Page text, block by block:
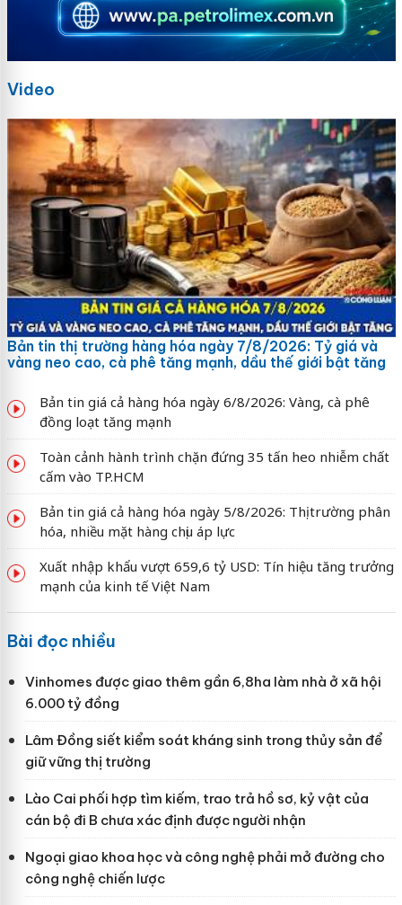
Video
Bản tin thị trường hàng hóa ngày 7/8/2026: Tỷ giá và
vàng neo cao, cà phê tăng mạnh, dầu thế giới bật tăng
Bản tin giá cả hàng hóa ngày 6/8/2026: Vàng, cà phê
đồng loạt tăng mạnh
Toàn cảnh hành trình chặn đứng 35 tấn heo nhiễm chất
cấm vào TP.HCM
Bản tin giá cả hàng hóa ngày 5/8/2026: Thị trường phân
hóa, nhiều mặt hàng chịu áp lực
Xuất nhập khẩu vượt 659,6 tỷ USD: Tín hiệu tăng trưởng
mạnh của kinh tế Việt Nam
Bài đọc nhiều
Vinhomes được giao thêm gần 6,8ha làm nhà ở xã hội
6.000 tỷ đồng
Lâm Đồng siết kiểm soát kháng sinh trong thủy sản để
giữ vững thị trường
Lào Cai phối hợp tìm kiếm, trao trả hồ sơ, kỷ vật của
cán bộ đi B chưa xác định được người nhận
Ngoại giao khoa học và công nghệ phải mở đường cho
công nghệ chiến lược